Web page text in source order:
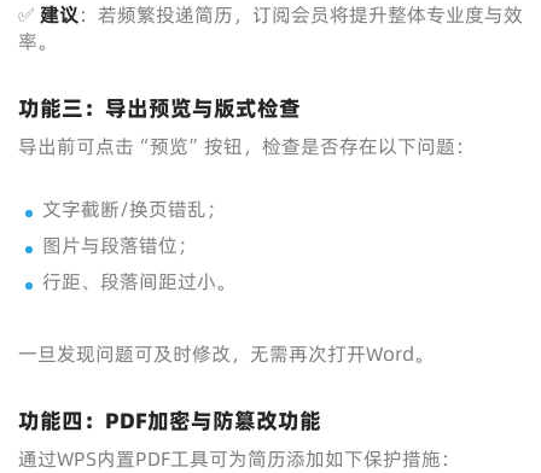
✅ 建议：若频繁投递简历，订阅会员将提升整体专业度与效
率。
功能三：导出预览与版式检查
导出前可点击“预览”按钮，检查是否存在以下问题：
文字截断/换页错乱；
图片与段落错位；
行距、段落间距过小。
一旦发现问题可及时修改，无需再次打开Word。
功能四：PDF加密与防篡改功能
通过WPS内置PDF工具可为简历添加如下保护措施：